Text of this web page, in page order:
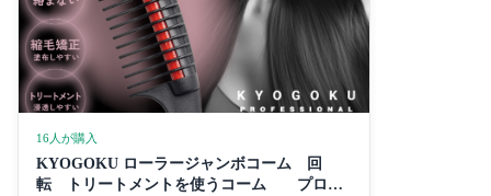
16人が購入
KYOGOKU ローラージャンボコーム 回
転 トリートメントを使うコーム プロ仕